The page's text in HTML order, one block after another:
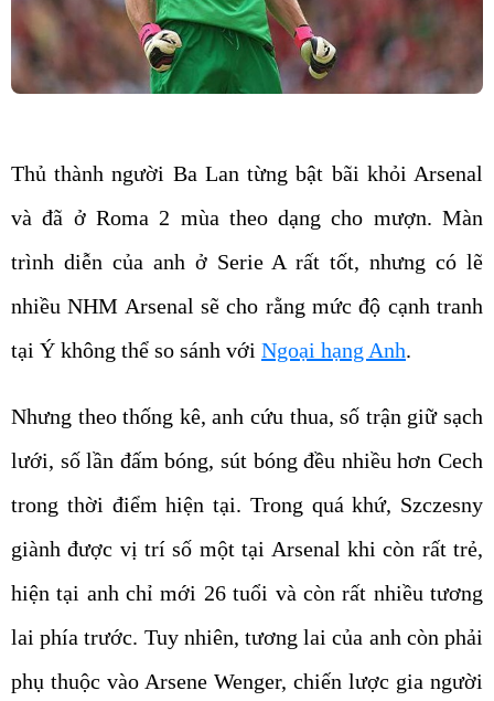
Thủ thành người Ba Lan từng bật bãi khỏi Arsenal
và đã ở Roma 2 mùa theo dạng cho mượn. Màn
trình diễn của anh ở Serie A rất tốt, nhưng có lẽ
nhiều NHM Arsenal sẽ cho rằng mức độ cạnh tranh
tại Ý không thể so sánh với Ngoại hạng Anh.
Nhưng theo thống kê, anh cứu thua, số trận giữ sạch
lưới, số lần đấm bóng, sút bóng đều nhiều hơn Cech
trong thời điểm hiện tại. Trong quá khứ, Szczesny
giành được vị trí số một tại Arsenal khi còn rất trẻ,
hiện tại anh chỉ mới 26 tuổi và còn rất nhiều tương
lai phía trước. Tuy nhiên, tương lai của anh còn phải
phụ thuộc vào Arsene Wenger, chiến lược gia người